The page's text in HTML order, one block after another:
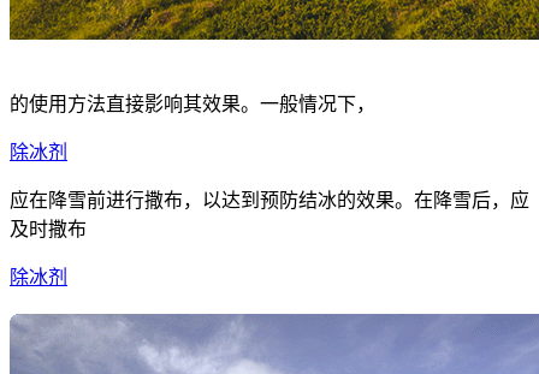
的使用方法直接影响其效果。一般情况下，
除冰剂
应在降雪前进行撒布，以达到预防结冰的效果。在降雪后，应
及时撒布
除冰剂